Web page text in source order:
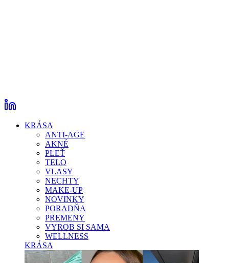
KRÁSA
ANTI-AGE
AKNÉ
PLEŤ
TELO
VLASY
NECHTY
MAKE-UP
NOVINKY
PORADŇA
PREMENY
VYROB SI SAMA
WELLNESS
KRÁSA